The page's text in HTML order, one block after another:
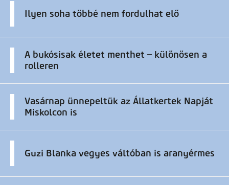
Ilyen soha többé nem fordulhat elő
A bukósisak életet menthet – különösen a
rolleren
Vasárnap ünnepeltük az Állatkertek Napját
Miskolcon is
Guzi Blanka vegyes váltóban is aranyérmes